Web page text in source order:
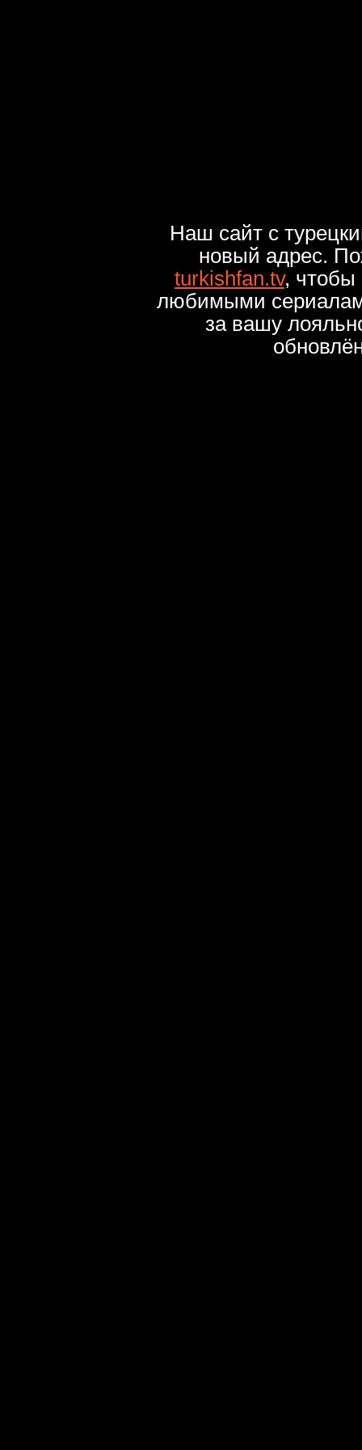
Наш сайт с
новый адрес.
turkishfan.tv, чтобы
любимыми
за вашу